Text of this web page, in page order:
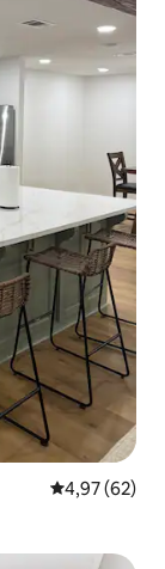
Évaluation
4,97 (62)